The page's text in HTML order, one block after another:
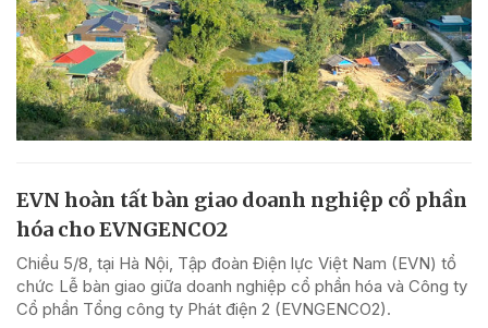
EVN hoàn tất bàn giao doanh nghiệp cổ phần
hóa cho EVNGENCO2
Chiều 5/8, tại Hà Nội, Tập đoàn Điện lực Việt Nam (EVN) tổ
chức Lễ bàn giao giữa doanh nghiệp cổ phần hóa và Công ty
Cổ phần Tổng công ty Phát điện 2 (EVNGENCO2).